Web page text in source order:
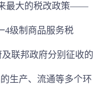
最大的税改政策——
4级制商品服务税
联邦政府分别征收的
生产、流通等多个环